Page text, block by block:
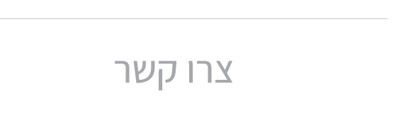
צרו קשר